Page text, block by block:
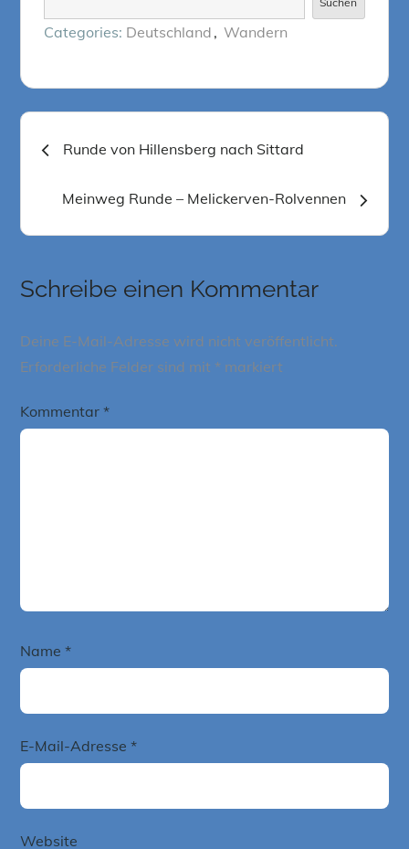
Categories: Deutschland Wandern
Beitragsnavigation
Runde von Hillensberg nach Sittard
Meinweg Runde – Melickerven-Rolvennen
Schreibe einen Kommentar
Deine E-Mail-Adresse wird nicht veröffentlicht.
Erforderliche Felder sind mit * markiert
Kommentar*
Name*
E-Mail-Adresse*
Website